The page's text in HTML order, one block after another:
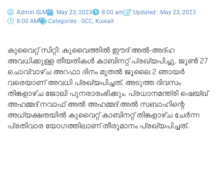
Admin SLM May 23, 2023 8:00 am
Updated : May 23, 2023
8:00 AM
Categories : GCC Kuwait
കുവൈറ്റ് സിറ്റി: കുവൈത്തിൽ ഈദ് അൽ-അദ്ഹ
അവധിക്കുള്ള തീയതികൾ കാബിനറ്റ് പ്രഖ്യപിച്ചു. ജൂൺ 27
ചൊവ്വാഴ്ച അറഫാ ദിനം മുതൽ ജൂലൈ 2 ഞായർ
വരെയാണ് അവധി പ്രഖ്യപിച്ചത്. അടുത്ത ദിവസം
തിങ്കളാഴ്ച ജോലി പുനരാരംഭിക്കും. പ്രധാനമന്ത്രി ഷെയ്ഖ്
അഹമ്മദ് നവാഫ് അൽ അഹമ്മദ് അൽ സബാഹിന്റെ
അധ്യക്ഷതയിൽ കുവൈറ്റ് കാബിനറ്റ് തിങ്കളാഴ്ച ചേർന്ന
പ്രതിവാര യോഗത്തിലാണ് തീരുമാനം പ്രഖ്യപിച്ചത്.